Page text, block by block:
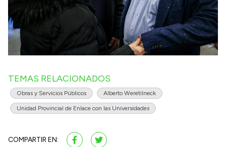
TEMAS RELACIONADOS
Obras y Servicios Públicos Alberto Weretilneck
Unidad Provincial de Enlace con las Universidades
COMPARTIR EN: